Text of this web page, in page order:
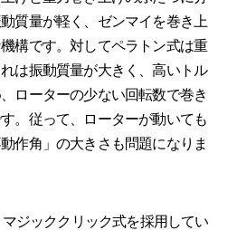
質量が軽く、ゼンマイを巻き上
構です。対してペラトン式は重
は振動質量が大きく、高いトル
ローターの少ない回転数で巻き
。従って、ローターが動いても
作角」の大きさも問題になりま
ジッククリック式を採用してい